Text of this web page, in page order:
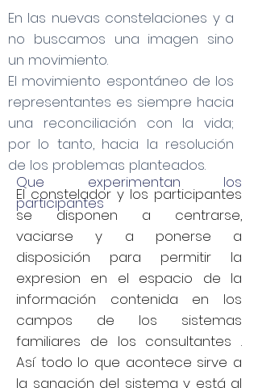
En las nuevas constelaciones y a
no buscamos una imagen sino
un movimiento.
El movimiento espontáneo de los
representantes es siempre hacia
una reconciliación con la vida;
por lo tanto, hacia la resolución
de los problemas planteados.
El constelador y los participantes
se disponen a centrarse,
vaciarse y a ponerse a
disposición para permitir la
expresion en el espacio de la
información contenida en los
campos de los sistemas
familiares de los consultantes .
Así todo lo que acontece sirve a
la sanación del sistema y está al
Que experimentan los
participantes